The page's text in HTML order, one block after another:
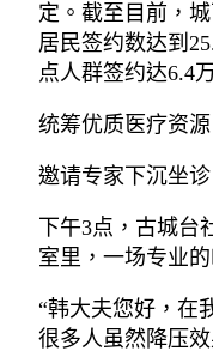
定。截至目前，
居民签约数达到
点人群签约达6.4
统筹优质医疗资源
邀请专家下沉坐诊
下午3点，古城
室里，一场专业
“韩大夫您好，在
很多人虽然降压